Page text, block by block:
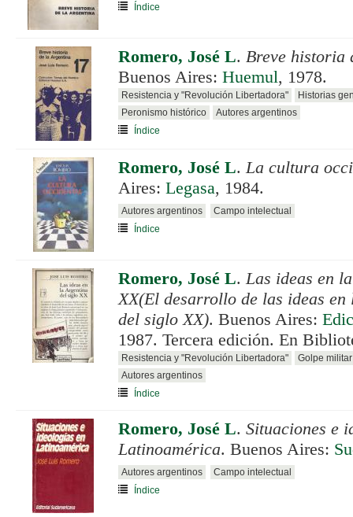
Índice
Romero, José L. Breve historia
Buenos Aires: Huemul, 1978.
Resistencia y "Revolución Libertadora"
Historias
Peronismo histórico
Autores argentinos
Índice
Romero, José L.La cultura
Aires: Legasa, 1984.
Autores argentinos
Campo intelectual
Índice
Romero, José L.Las ideas en
XX(El desarrollo de las ideas en
del siglo XX). Buenos Aires:
1987. Tercera edición. En
Resistencia y "Revolución Libertadora"
Golpe
Autores argentinos
Índice
Romero, José L. Situaciones e
Latinoamérica. Buenos Aires:
Autores argentinos
Campo intelectual
Índice